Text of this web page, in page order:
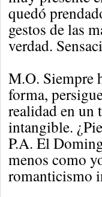
quedó
gestos de las
verdad.
M.O. Siempre
forma,
realidad en un
intangible.
P.A. El
menos como
romanticismo